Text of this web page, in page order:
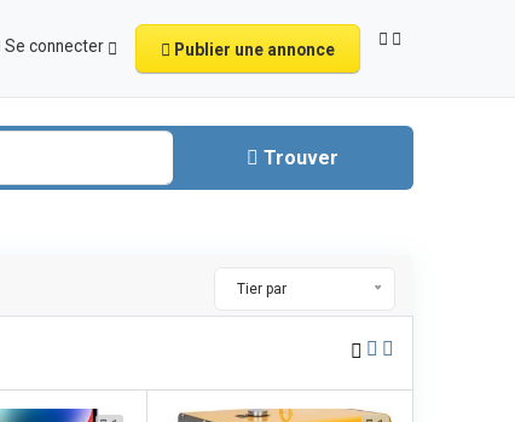
Se connecter Publier une annonce
Trouver
Tier par